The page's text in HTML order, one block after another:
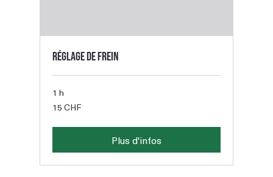
Réglage de frein
1 h
15
francs
15 CHF
Plus d'infos